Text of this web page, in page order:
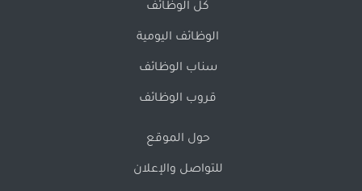
كل الوظائف
الوظائف اليومية
سناب الوظائف
قروب الوظائف
حول الموقع
للتواصل والإعلان